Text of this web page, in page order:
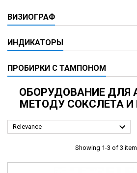
ВИЗИОГРАФ
ИНДИКАТОРЫ
ПРОБИРКИ С ТАМПОНОМ
ОБОРУДОВАНИЕ ДЛЯ
МЕТОДУ СОКСЛЕТА
Relevance 
Showing 1-3 of 3